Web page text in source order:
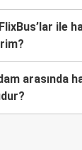
ile
arasında